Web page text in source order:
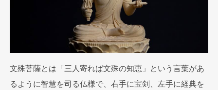
文殊菩薩とは「三人寄れば文殊の知恵」という言葉があ
るように智慧を司る仏様で、右手に宝剣、左手に経典を